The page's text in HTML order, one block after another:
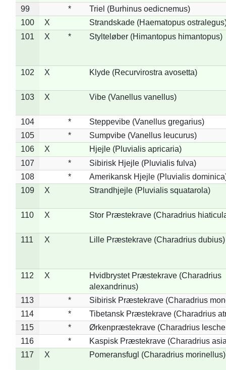
99 *
Triel (Burhinus oedicnemus)
100
X
Strandskade (Haematopus
101
X * Stylteløber (Himantopus himantopus)
102 X Klyde (Recurvirostra avosetta)
103 X Vibe (Vanellus vanellus)
104 *
Steppevibe (Vanellus gregarius)
105
*
Sumpvibe (Vanellus leucurus)
106
X
Hjejle (Pluvialis apricaria)
107
*
Sibirisk Hjejle (Pluvialis fulva)
108
*
Amerikansk Hjejle (Pluvialis
109
X Strandhjejle (Pluvialis squatarola)
110 X Stor Præstekrave (Charadrius
111 X Lille Præstekrave (Charadrius dubius)
112 X
Hvidbrystet Præstekrave (Charadrius
alexandrinus)
113
*
Sibirisk Præstekrave (Charadrius
114
*
Tibetansk Præstekrave (Charadrius
115
*
Ørkenpræstekrave (Charadrius
116
*
Kaspisk Præstekrave (Charadrius
117
X Pomeransfugl (Charadrius morinellus)